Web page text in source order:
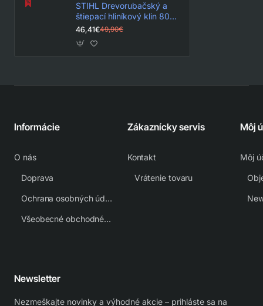
STIHL Drevorubačský a
štiepací hliníkový klin 800
g
46,41€49,90€
Informácie
O nás
Doprava
Ochrana osobných údajov
Všeobecné obchodné podmienky
Zákaznícky servis
Kontakt
Vrátenie tovaru
Môj
Môj
Newsletter
Nezmeškajte novinky a výhodné akcie – prihláste sa na